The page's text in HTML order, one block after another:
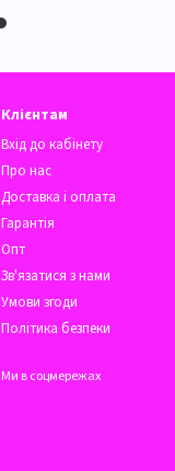
Клієнтам
Вхід до кабінету
Про нас
Доставка і оплата
Гарантія
Опт
Зв'язатися з нами
Умови згоди
Політика безпеки
Ми в соцмережах